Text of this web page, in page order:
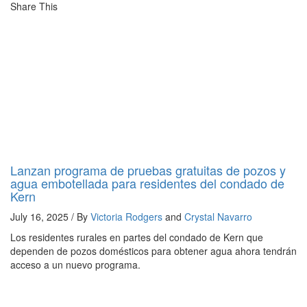
Share This
Lanzan programa de pruebas gratuitas de pozos y
agua embotellada para residentes del condado de
Kern
July 16, 2025 / By Victoria Rodgers and Crystal Navarro
Los residentes rurales en partes del condado de Kern que
dependen de pozos domésticos para obtener agua ahora tendrán
acceso a un nuevo programa.